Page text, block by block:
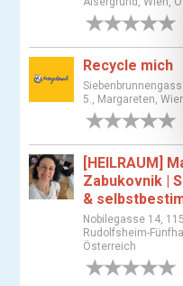
Recycle mich
5., Margareten,
[HEILRAUM]
Zabukovnik |
&
Nobilegasse 14,
Rudolfsheim-
Österreich